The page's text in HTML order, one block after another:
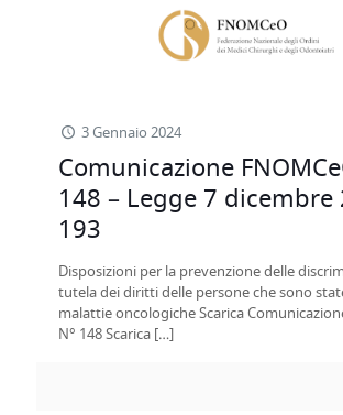
3 Gennaio 2024
Comunicazione
148 – Legge 7 dicembre
193
Disposizioni per la prevenzione delle
tutela dei diritti delle persone che sono
malattie oncologiche Scarica
N° 148 Scarica […]